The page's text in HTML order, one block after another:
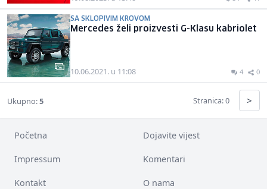
SA SKLOPIVIM KROVOM
Mercedes želi proizvesti G-Klasu kabriolet
10.06.2021. u 11:08 4 0
Ukupno:5 Stranica: 0 >
Početna Dojavite vijest
Impressum Komentari
Kontakt O nama